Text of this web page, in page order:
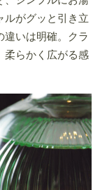
ルがグッと引き立
違いは明確。クラ
柔らかく広がる感